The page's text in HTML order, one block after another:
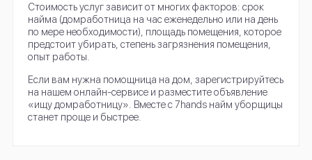
Стоимость услуг зависит от многих факторов: срок
найма (домработница на час еженедельно или на день
по мере необходимости), площадь помещения, которое
предстоит убирать, степень загрязнения помещения,
опыт работы.
Если вам нужна помощница на дом, зарегистрируйтесь
на нашем онлайн-сервисе и разместите объявление
«ищу домработницу». Вместе с 7hands найм уборщицы
станет проще и быстрее.